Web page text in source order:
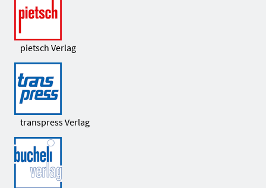
pietsch Verlag
transpress Verlag